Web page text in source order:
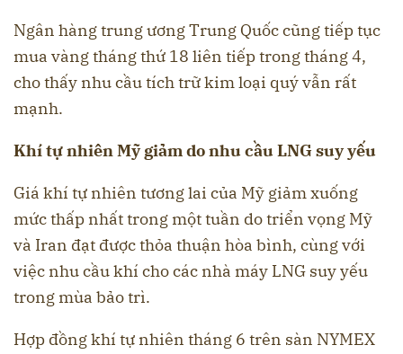
Ngân hàng trung ương Trung Quốc cũng tiếp tục
mua vàng tháng thứ 18 liên tiếp trong tháng 4,
cho thấy nhu cầu tích trữ kim loại quý vẫn rất
mạnh.
Khí tự nhiên Mỹ giảm do nhu cầu LNG suy yếu
Giá khí tự nhiên tương lai của Mỹ giảm xuống
mức thấp nhất trong một tuần do triển vọng Mỹ
và Iran đạt được thỏa thuận hòa bình, cùng với
việc nhu cầu khí cho các nhà máy LNG suy yếu
trong mùa bảo trì.
Hợp đồng khí tự nhiên tháng 6 trên sàn NYMEX